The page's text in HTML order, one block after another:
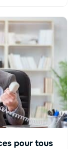
pour tous